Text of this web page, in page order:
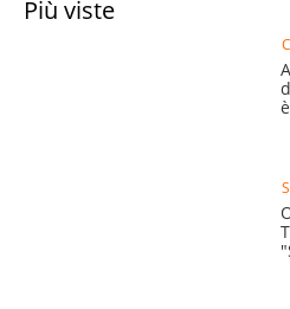
Più viste